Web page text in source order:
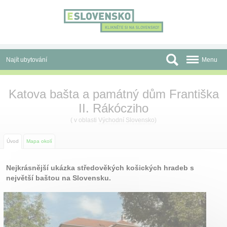
Najít ubytování
Před cestou
O nás
Menu
Katova bašta a památný dům Františka
II. Rákócziho
( v oblasti Východní Slovensko)
Úvod Mapa okolí
Nejkrásnější ukázka středověkých košických hradeb s
největší baštou na Slovensku.